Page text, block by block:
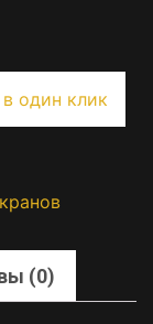
в один клик
(0)